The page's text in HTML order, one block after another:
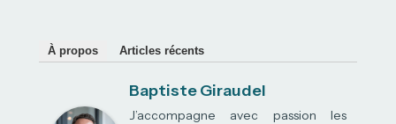
À propos Articles récents
Baptiste Giraudel
J’accompagne avec passion les